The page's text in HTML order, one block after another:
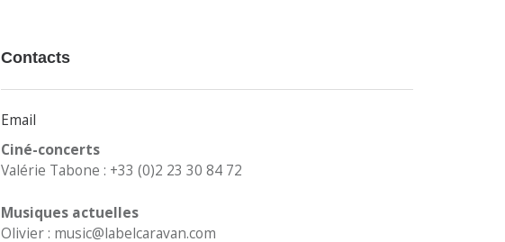
Contacts
Email
Ciné-concerts
Valérie Tabone : +33 (0)2 23 30 84 72
Musiques actuelles
Olivier : music@labelcaravan.com